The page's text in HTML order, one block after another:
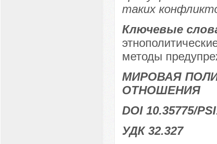
таких
Ключевые
методы
МИРОВАЯ
ОТНОШЕНИЯ
DOI 10.35775/
УДК 32.327